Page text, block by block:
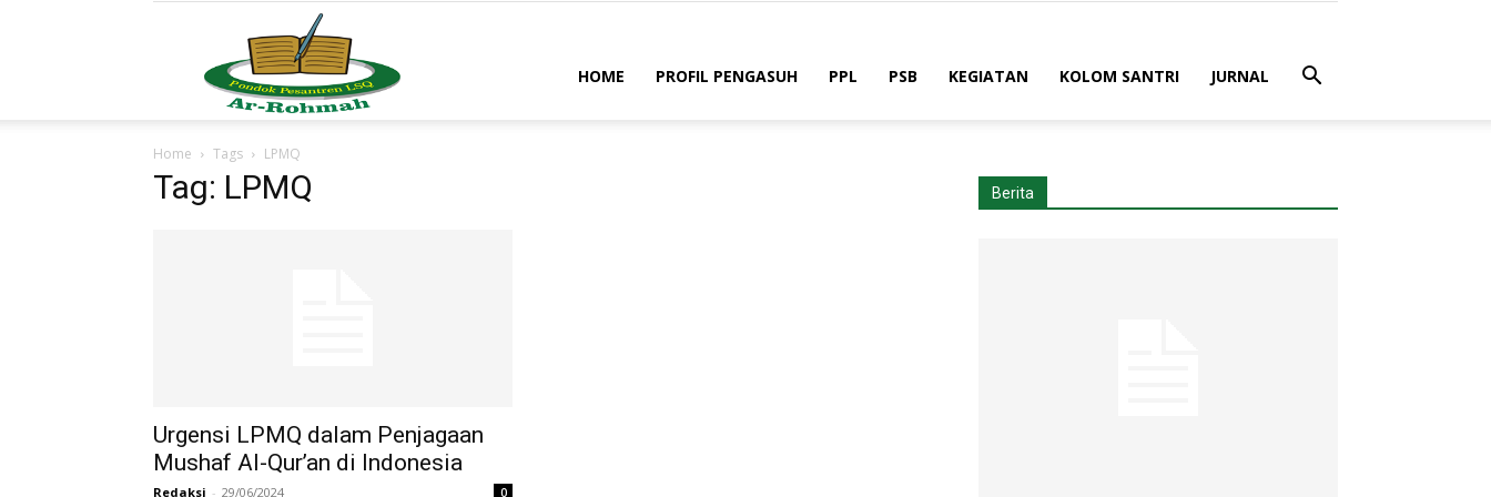
HOME PROFIL PENGASUH PPL PSB KEGIATAN KOLOM SANTRI JURNAL
Home Tags LPMQ
Tag: LPMQ
Urgensi LPMQ dalam Penjagaan
Mushaf Al-Qur’an di Indonesia
Redaksi - 29/06/2024 0
Berita